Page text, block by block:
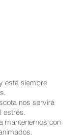
está siempre
nos servirá
estrés.
mantenernos con